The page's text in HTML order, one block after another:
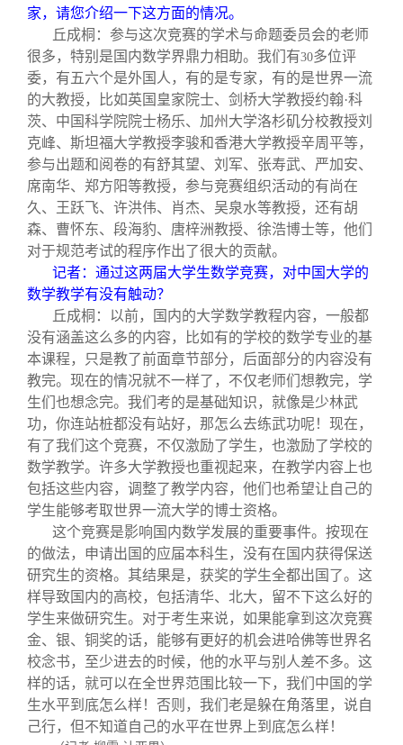
家，请您介绍一下这方面的情况。
丘成桐：参与这次竞赛的学术与命题委员会的老师
很多，特别是国内数学界鼎力相助。我们有30多位评
委，有五六个是外国人，有的是专家，有的是世界一流
的大教授，比如英国皇家院士、剑桥大学教授约翰·科
茨、中国科学院院士杨乐、加州大学洛杉矶分校教授刘
克峰、斯坦福大学教授李骏和香港大学教授辛周平等，
参与出题和阅卷的有舒其望、刘军、张寿武、严加安、
席南华、郑方阳等教授，参与竞赛组织活动的有尚在
久、王跃飞、许洪伟、肖杰、吴泉水等教授，还有胡
森、曹怀东、段海豹、唐梓洲教授、徐浩博士等，他们
对于规范考试的程序作出了很大的贡献。
记者：通过这两届大学生数学竞赛，对中国大学的
数学教学有没有触动？
丘成桐：以前，国内的大学数学教程内容，一般都
没有涵盖这么多的内容，比如有的学校的数学专业的基
本课程，只是教了前面章节部分，后面部分的内容没有
教完。现在的情况就不一样了，不仅老师们想教完，学
生们也想念完。我们考的是基础知识，就像是少林武
功，你连站桩都没有站好，那怎么去练武功呢！现在，
有了我们这个竞赛，不仅激励了学生，也激励了学校的
数学教学。许多大学教授也重视起来，在教学内容上也
包括这些内容，调整了教学内容，他们也希望让自己的
学生能够考取世界一流大学的博士资格。
这个竞赛是影响国内数学发展的重要事件。按现在
的做法，申请出国的应届本科生，没有在国内获得保送
研究生的资格。其结果是，获奖的学生全都出国了。这
样导致国内的高校，包括清华、北大，留不下这么好的
学生来做研究生。对于考生来说，如果能拿到这次竞赛
金、银、铜奖的话，能够有更好的机会进哈佛等世界名
校念书，至少进去的时候，他的水平与别人差不多。这
样的话，就可以在全世界范围比较一下，我们中国的学
生水平到底怎么样！否则，我们老是躲在角落里，说自
己行，但不知道自己的水平在世界上到底怎么样！